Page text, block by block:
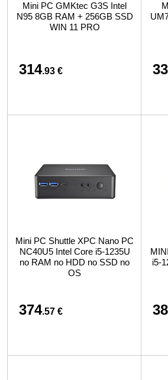
Mini PC GMKtec G3S Intel
N95 8GB RAM + 256GB SSD
WIN 11 PRO
314.93 €
Mini PC Shuttle XPC Nano PC
NC40U5 Intel Core i5-1235U
no RAM no HDD no SSD no
OS
374.57 €
i5-